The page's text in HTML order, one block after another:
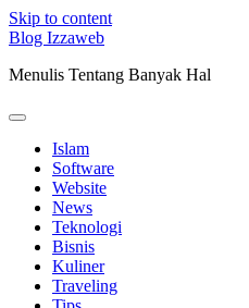
Skip to content
Blog Izzaweb
Menulis Tentang Banyak Hal
Islam
Software
Website
News
Teknologi
Bisnis
Kuliner
Traveling